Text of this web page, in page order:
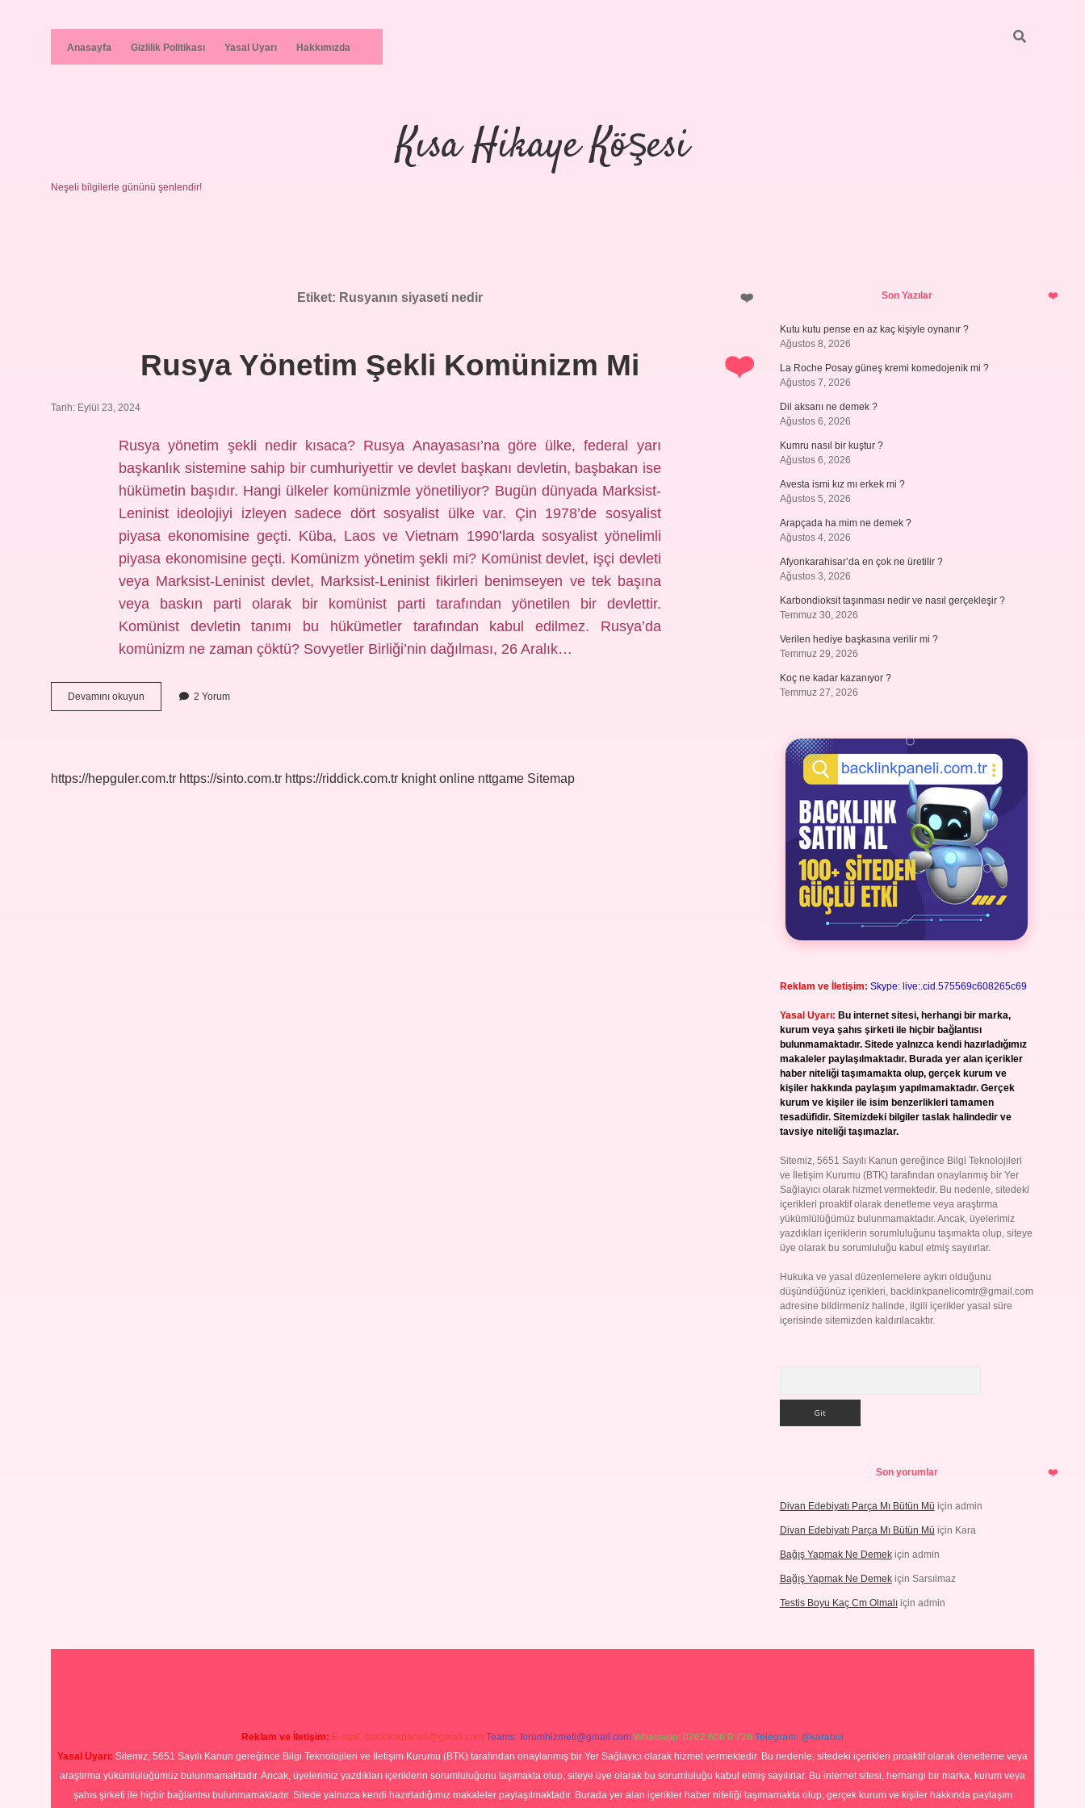
Anasayfa Gizlilik Politikası Yasal Uyarı Hakkımızda
Kısa Hikaye Köşesi
Neşeli bilgilerle gününü şenlendir!
Etiket: Rusyanın siyaseti nedir
Rusya Yönetim Şekli Komünizm Mi
Tarih: Eylül 23, 2024
Rusya yönetim şekli nedir kısaca? Rusya Anayasası’na göre ülke, federal yarı
başkanlık sistemine sahip bir cumhuriyettir ve devlet başkanı devletin, başbakan ise
hükümetin başıdır. Hangi ülkeler komünizmle yönetiliyor? Bugün dünyada Marksist-
Leninist ideolojiyi izleyen sadece dört sosyalist ülke var. Çin 1978’de sosyalist
piyasa ekonomisine geçti. Küba, Laos ve Vietnam 1990’larda sosyalist yönelimli
piyasa ekonomisine geçti. Komünizm yönetim şekli mi? Komünist devlet, işçi devleti
veya Marksist-Leninist devlet, Marksist-Leninist fikirleri benimseyen ve tek başına
veya baskın parti olarak bir komünist parti tarafından yönetilen bir devlettir.
Komünist devletin tanımı bu hükümetler tarafından kabul edilmez. Rusya’da
komünizm ne zaman çöktü? Sovyetler Birliği’nin dağılması, 26 Aralık…
Devamını okuyun
Yönetim
2 Yorum
https://hepguler.com.tr https://sinto.com.tr https://riddick.com.tr knight online nttgame Sitemap
SidebarSon Yazılar
Kutu kutu pense en az kaç kişiyle oynanır ?
Ağustos 8, 2026
La Roche Posay güneş kremi komedojenik mi ?
Ağustos 7, 2026
Dil aksanı ne demek ?
Ağustos 6, 2026
Kumru nasıl bir kuştur ?
Ağustos 6, 2026
Avesta ismi kız mı erkek mi ?
Ağustos 5, 2026
Arapçada ha mim ne demek ?
Ağustos 4, 2026
Afyonkarahisar’da en çok ne üretilir ?
Ağustos 3, 2026
Karbondioksit taşınması nedir ve nasıl gerçekleşir ?
Temmuz 30, 2026
Verilen hediye başkasına verilir mi ?
Temmuz 29, 2026
Koç ne kadar kazanıyor ?
Temmuz 27, 2026
Reklam ve İletişim: Skype: live:.cid.575569c608265c69
Yasal Uyarı: Bu internet sitesi, herhangi bir marka,
kurum veya şahıs şirketi ile hiçbir bağlantısı
bulunmamaktadır. Sitede yalnızca kendi hazırladığımız
makaleler paylaşılmaktadır. Burada yer alan içerikler
haber niteliği taşımamakta olup, gerçek kurum ve
kişiler hakkında paylaşım yapılmamaktadır. Gerçek
kurum ve kişiler ile isim benzerlikleri tamamen
tesadüfidir. Sitemizdeki bilgiler taslak halindedir ve
tavsiye niteliği taşımazlar.
Sitemiz, 5651 Sayılı Kanun gereğince Bilgi Teknolojileri
ve İletişim Kurumu (BTK) tarafından onaylanmış bir Yer
Sağlayıcı olarak hizmet vermektedir. Bu nedenle, sitedeki
içerikleri proaktif olarak denetleme veya araştırma
yükümlülüğümüz bulunmamaktadır. Ancak, üyelerimiz
yazdıkları içeriklerin sorumluluğunu taşımakta olup, siteye
üye olarak bu sorumluluğu kabul etmiş sayılırlar.
Hukuka ve yasal düzenlemelere aykırı olduğunu
düşündüğünüz içerikleri, backlinkpanelicomtr@gmail.com
adresine bildirmeniz halinde, ilgili içerikler yasal süre
içerisinde sitemizden kaldırılacaktır.
Son yorumlar
Divan Edebiyatı Parça Mı Bütün Mü için admin
Divan Edebiyatı Parça Mı Bütün Mü için Kara
Bağış Yapmak Ne Demekiçin admin
Bağış Yapmak Ne Demekiçin Sarsılmaz
Testis Boyu Kaç Cm Olmalıiçin admin
Reklam ve İletişim: E-mail: backlinkpaneli@gmail.com Teams: forumhizmeti@gmail.com Whatsapp: 0262 606 0 726 Telegram: @karabul
Yasal Uyarı: Sitemiz, 5651 Sayılı Kanun gereğince Bilgi Teknolojileri ve İletişim Kurumu (BTK) tarafından onaylanmış bir Yer Sağlayıcı olarak hizmet vermektedir. Bu nedenle, sitedeki içerikleri proaktif olarak denetleme veya
araştırma yükümlülüğümüz bulunmamaktadır. Ancak, üyelerimiz yazdıkları içeriklerin sorumluluğunu taşımakta olup, siteye üye olarak bu sorumluluğu kabul etmiş sayılırlar. Bu internet sitesi, herhangi bir marka, kurum veya
şahıs şirketi ile hiçbir bağlantısı bulunmamaktadır. Sitede yalnızca kendi hazırladığımız makaleler paylaşılmaktadır. Burada yer alan içerikler haber niteliği taşımamakta olup, gerçek kurum ve kişiler hakkında paylaşım